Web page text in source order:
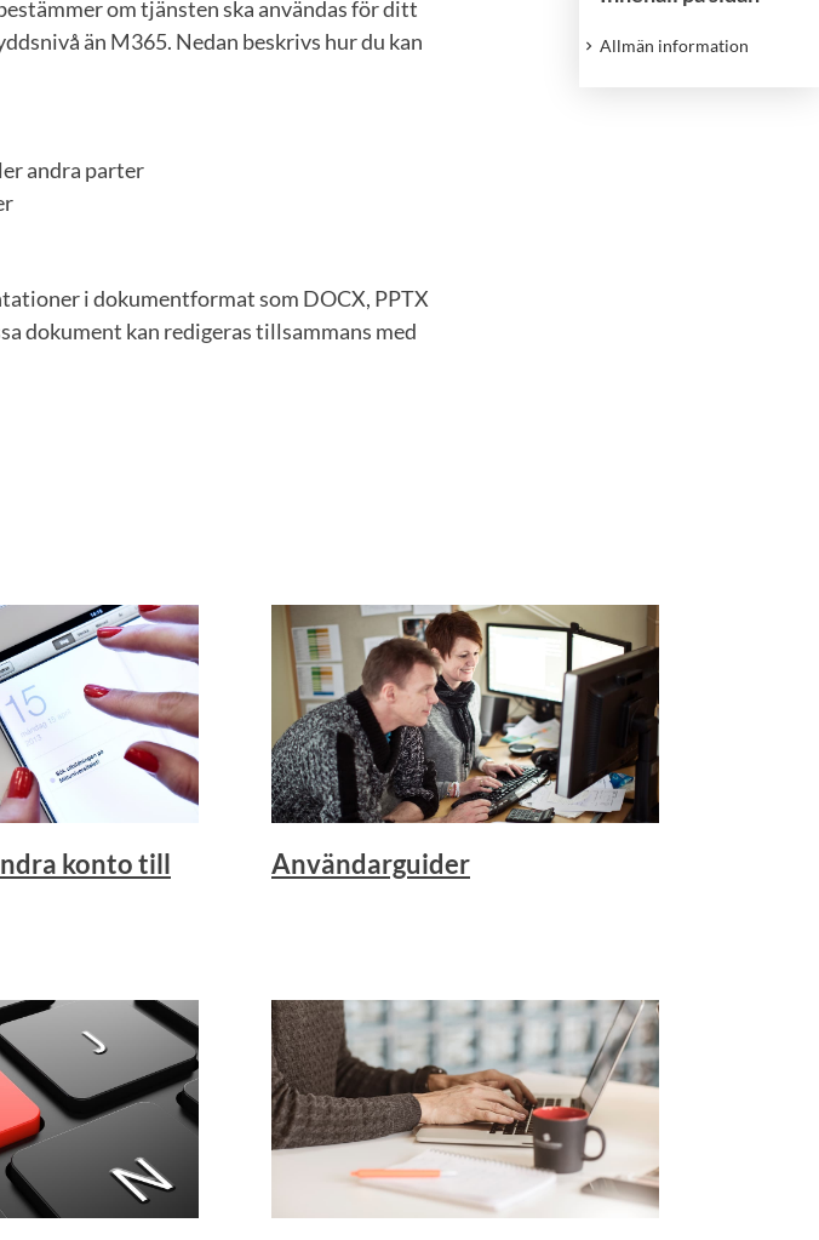
Allmän information
om tjänsten ska användas för ditt
än M365. Nedan beskrivs hur du kan
andra parter
i dokumentformat som DOCX, PPTX
dokument kan redigeras tillsammans med
konto till
Användarguider